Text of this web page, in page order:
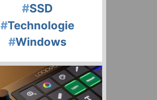
#SSD
#Technologie
#Windows